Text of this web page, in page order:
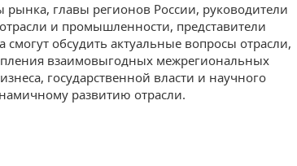
главы регионов России, руководители
и промышленности, представители
смогут обсудить актуальные вопросы отрасли,
взаимовыгодных межрегиональных
государственной власти и научного
развитию отрасли.